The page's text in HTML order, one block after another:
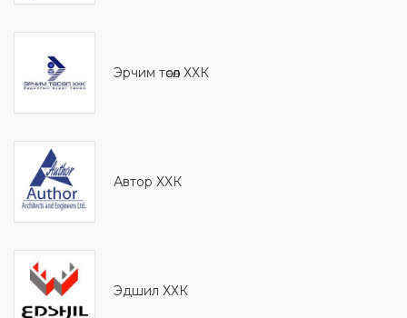
Эрчим төсөл ХХК
Автор ХХК
Эдшил ХХК